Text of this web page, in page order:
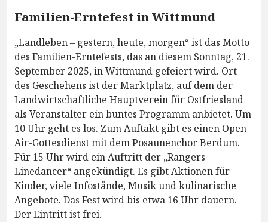
Familien-Erntefest in Wittmund
„Landleben – gestern, heute, morgen“ ist das Motto
des Familien-Erntefests, das an diesem Sonntag, 21.
September 2025, in Wittmund gefeiert wird. Ort
des Geschehens ist der Marktplatz, auf dem der
Landwirtschaftliche Hauptverein für Ostfriesland
als Veranstalter ein buntes Programm anbietet. Um
10 Uhr geht es los. Zum Auftakt gibt es einen Open-
Air-Gottesdienst mit dem Posaunenchor Berdum.
Für 15 Uhr wird ein Auftritt der „Rangers
Linedancer“ angekündigt. Es gibt Aktionen für
Kinder, viele Infostände, Musik und kulinarische
Angebote. Das Fest wird bis etwa 16 Uhr dauern.
Der Eintritt ist frei.